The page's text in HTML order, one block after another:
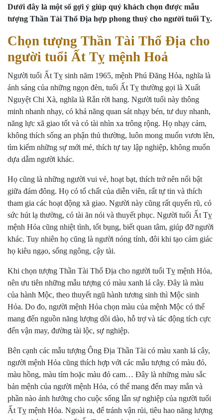
Dưới đây là một số gợi ý giúp quý khách chọn được mẫu
tượng Thần Tài Thổ Địa hợp phong thuỷ cho người tuổi Tỵ.
Chọn tượng Thần Tài Thổ Địa cho
người tuổi Ất Tỵ mệnh Hoả
Người tuổi Ất Tỵ sinh năm 1965, mệnh Phú Đăng Hỏa, nghĩa là
ánh sáng của những ngọn đèn, tuổi Ất Tỵ thường gọi là Xuất
Nguyệt Chi Xà, nghĩa là Rắn rời hang. Người tuổi này thông
minh nhanh nhạy, có khả năng quan sát nhạy bén, tư duy nhanh,
năng lực xã giao tốt và có tài nhìn xa trông rộng. Họ nhạy cảm,
không thích sống an phận thủ thường, luôn mong muốn vươn lên,
tìm kiếm những sự mới mẻ, thích tự tay lập nghiệp, không muốn
dựa dẫm người khác.
Họ cũng là những người vui vẻ, hoạt bạt, thích trở nên nổi bật
giữa đám đông. Họ có tố chất của diễn viên, rất tự tin và thích
tham gia các hoạt động xã giao. Người này cũng rất quyến rũ, có
sức hút lạ thường, có tài ăn nói và thuyết phục. Người tuổi Ất Tỵ
mệnh Hỏa cũng nhiệt tình, tốt bụng, biết quan tâm, giúp đỡ người
khác. Tuy nhiên họ cũng là người nóng tính, đôi khi tạo cảm giác
họ kiêu ngạo, sống ngông, cậy tài.
Khi chọn tượng Thần Tài Thổ Địa cho người tuổi Tỵ mệnh Hỏa,
nên ưu tiên những mẫu tượng có màu xanh lá cây. Đây là màu
của hành Mộc, theo thuyết ngũ hành tương sinh thì Mộc sinh
Hỏa. Do đo, người mệnh Hỏa chọn màu của mệnh Mộc có thể
mang đến nguồn năng lượng dồi dào, hỗ trợ và tác động tích cực
đến vận may, đường tài lộc, sự nghiệp.
Bên cạnh các mẫu tượng Ông Địa Thần Tài có màu xanh lá cây,
người mệnh Hỏa cũng thích hợp với các mẫu tượng có màu đỏ,
màu hồng, màu tím hoặc màu đỏ cam… Đây là những màu sắc
bản mệnh của người mệnh Hỏa, có thể mang đến may mắn và
phần nào ảnh hưởng cho cuộc sống lẫn sự nghiệp của người tuổi
Ất Tỵ mệnh Hỏa. Ngoài ra, để tránh vận rủi, tiêu hao năng lượng